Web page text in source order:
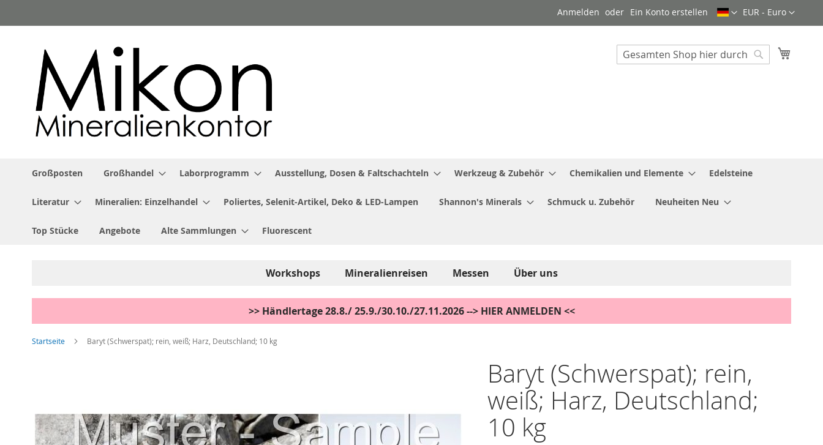
Inhalt
Währung
EUR - Euro
Sprache
Anmelden Ein Konto erstellen
Search
Großposten Großhandel Laborprogramm Ausstellung, Dosen & Faltschachteln Werkzeug & Zubehör Chemikalien und Elemente Edelsteine
Literatur Mineralien: Einzelhandel Poliertes, Selenit-Artikel, Deko & LED-Lampen Shannon's Minerals Schmuck u. Zubehör Neuheiten Neu
Top Stücke Angebote Alte Sammlungen Fluorescent
Workshops Mineralienreisen Messen Über uns
>> Händlertage 28.8./ 25.9./30.10./27.11.2026 --> HIER ANMELDEN <<
Startseite Baryt (Schwerspat); rein, weiß; Harz, Deutschland; 10 kg
springen
Baryt (Schwerspat); rein,
weiß; Harz, Deutschland;
10 kg